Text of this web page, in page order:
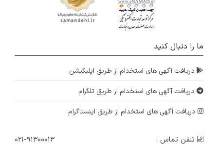
ما را دنبال کنید
دریافت آگهی های استخدام از طریق اپلیکیشن
دریافت آگهی های استخدام از طریق تلگرام
دریافت آگهی های استخدام از طریق اینستاگرام
تلفن تماس : ۰۲۱-۹۱۳۰۰۰۱۳